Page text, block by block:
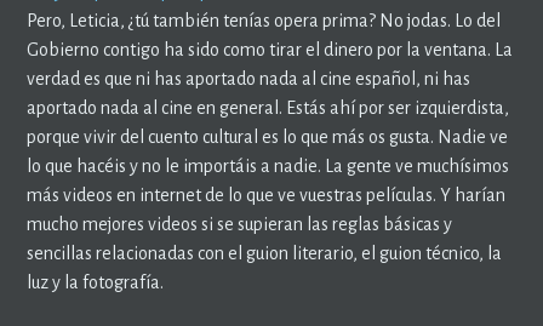
Pero, Leticia, ¿tú también tenías opera prima? No jodas. Lo del
Gobierno contigo ha sido como tirar el dinero por la ventana. La
verdad es que ni has aportado nada al cine español, ni has
aportado nada al cine en general. Estás ahí por ser izquierdista,
porque vivir del cuento cultural es lo que más os gusta. Nadie ve
lo que hacéis y no le importáis a nadie. La gente ve muchísimos
más videos en internet de lo que ve vuestras películas. Y harían
mucho mejores videos si se supieran las reglas básicas y
sencillas relacionadas con el guion literario, el guion técnico, la
luz y la fotografía.